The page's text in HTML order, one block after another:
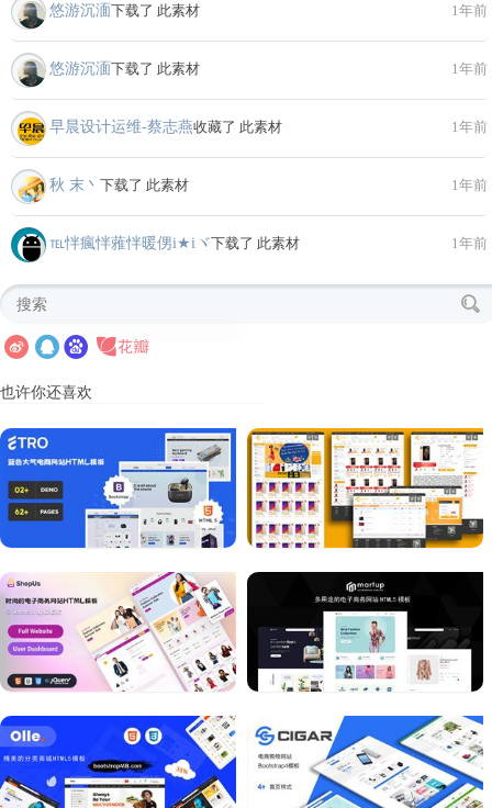
悠游沉湎下载了 此素材 1年前
悠游沉湎下载了 此素材 1年前
早晨设计运维-蔡志燕收藏了 此素材 1年前
秋 末丶 下载了 此素材 1年前
℡怑瘋怑蕥怑暖侽i★iヾ下载了 此素材 1年前
也许你还喜欢